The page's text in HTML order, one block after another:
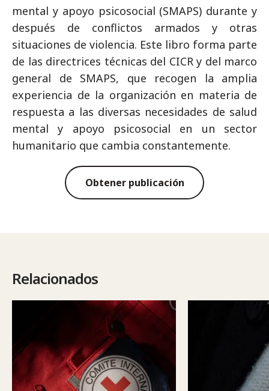
mental y apoyo psicosocial (SMAPS) durante y
después de conflictos armados y otras
situaciones de violencia. Este libro forma parte
de las directrices técnicas del CICR y del marco
general de SMAPS, que recogen la amplia
experiencia de la organización en materia de
respuesta a las diversas necesidades de salud
mental y apoyo psicosocial en un sector
humanitario que cambia constantemente.
Obtener publicación
Relacionados